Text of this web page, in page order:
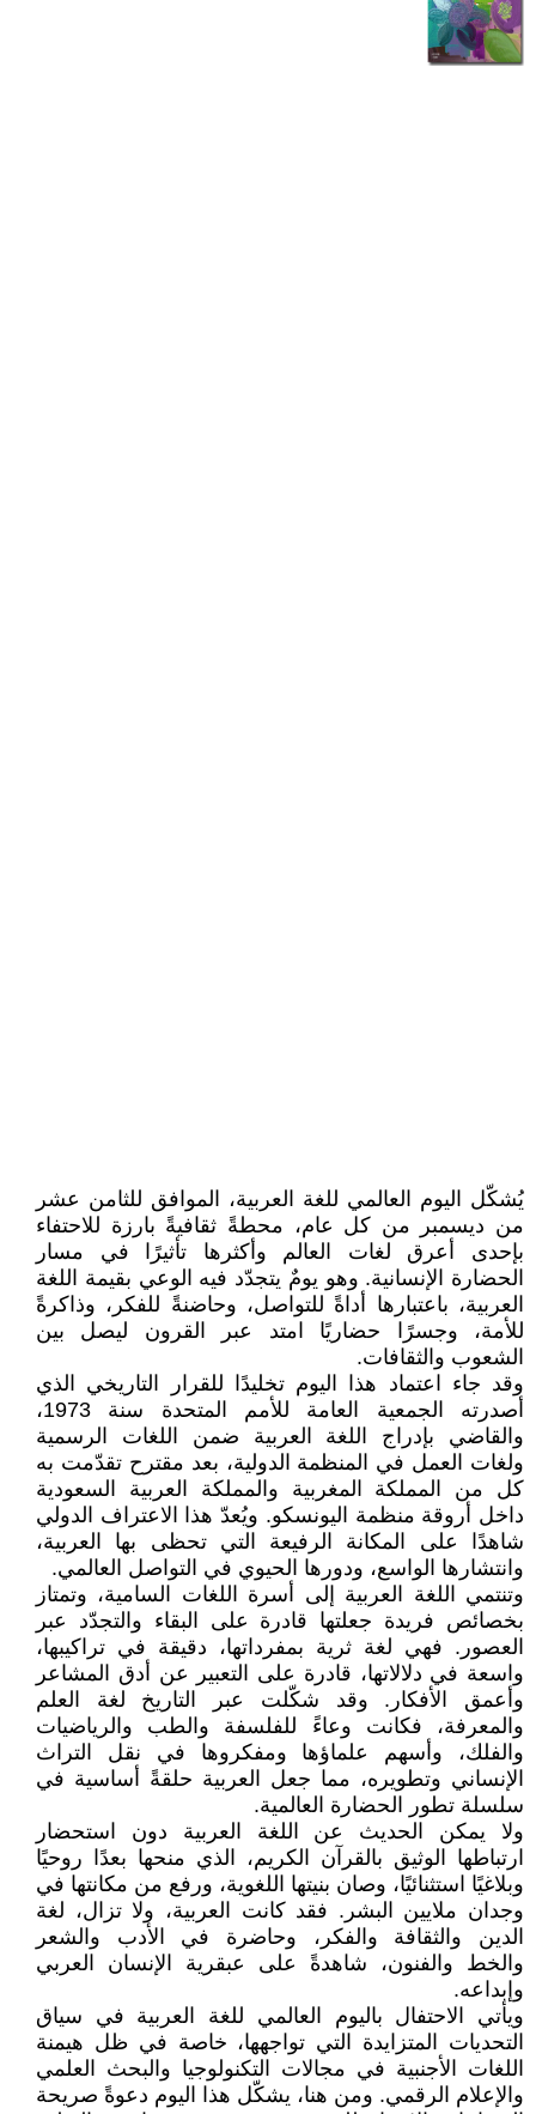
يُشكّل اليوم العالمي للغة العربية، الموافق للثامن عشر
من ديسمبر من كل عام، محطةً ثقافيةً بارزة للاحتفاء
بإحدى أعرق لغات العالم وأكثرها تأثيرًا في مسار
الحضارة الإنسانية. وهو يومٌ يتجدّد فيه الوعي بقيمة اللغة
العربية، باعتبارها أداةً للتواصل، وحاضنةً للفكر، وذاكرةً
للأمة، وجسرًا حضاريًا امتد عبر القرون ليصل بين
الشعوب والثقافات.
وقد جاء اعتماد هذا اليوم تخليدًا للقرار التاريخي الذي
أصدرته الجمعية العامة للأمم المتحدة سنة 1973،
والقاضي بإدراج اللغة العربية ضمن اللغات الرسمية
ولغات العمل في المنظمة الدولية، بعد مقترح تقدّمت به
كل من المملكة المغربية والمملكة العربية السعودية
داخل أروقة منظمة اليونسكو. ويُعدّ هذا الاعتراف الدولي
شاهدًا على المكانة الرفيعة التي تحظى بها العربية،
وانتشارها الواسع، ودورها الحيوي في التواصل العالمي.
وتنتمي اللغة العربية إلى أسرة اللغات السامية، وتمتاز
بخصائص فريدة جعلتها قادرة على البقاء والتجدّد عبر
العصور. فهي لغة ثرية بمفرداتها، دقيقة في تراكيبها،
واسعة في دلالاتها، قادرة على التعبير عن أدق المشاعر
وأعمق الأفكار. وقد شكّلت عبر التاريخ لغة العلم
والمعرفة، فكانت وعاءً للفلسفة والطب والرياضيات
والفلك، وأسهم علماؤها ومفكروها في نقل التراث
الإنساني وتطويره، مما جعل العربية حلقةً أساسية في
سلسلة تطور الحضارة العالمية.
ولا يمكن الحديث عن اللغة العربية دون استحضار
ارتباطها الوثيق بالقرآن الكريم، الذي منحها بعدًا روحيًا
وبلاغيًا استثنائيًا، وصان بنيتها اللغوية، ورفع من مكانتها في
وجدان ملايين البشر. فقد كانت العربية، ولا تزال، لغة
الدين والثقافة والفكر، وحاضرة في الأدب والشعر
والخط والفنون، شاهدةً على عبقرية الإنسان العربي
وإبداعه.
ويأتي الاحتفال باليوم العالمي للغة العربية في سياق
التحديات المتزايدة التي تواجهها، خاصة في ظل هيمنة
اللغات الأجنبية في مجالات التكنولوجيا والبحث العلمي
والإعلام الرقمي. ومن هنا، يشكّل هذا اليوم دعوةً صريحة